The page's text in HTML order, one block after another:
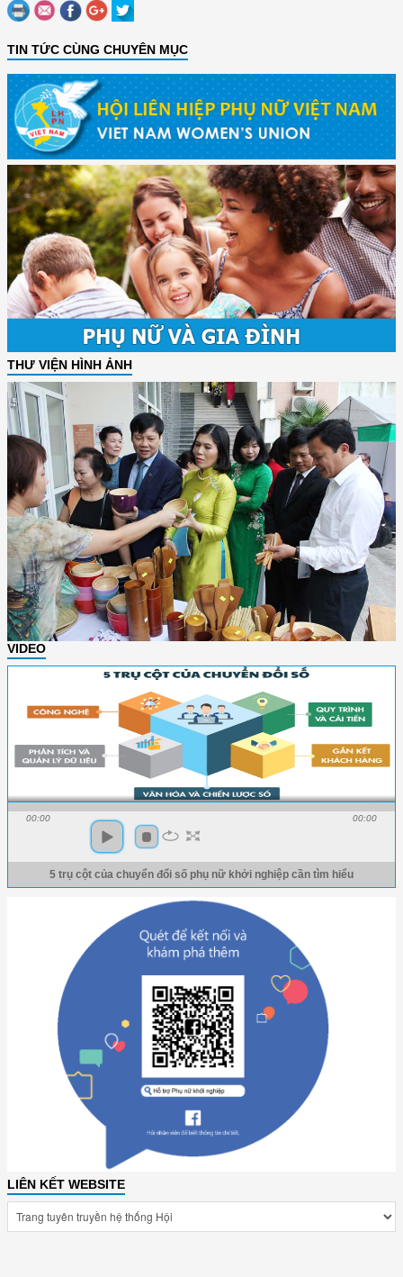
TIN TỨC CÙNG CHUYÊN MỤC
THƯ VIỆN HÌNH ẢNH
VIDEO
00:00 00:00
5 trụ cột của chuyển đổi số phụ nữ khởi nghiệp cần tìm hiểu
LIÊN KẾT WEBSITE